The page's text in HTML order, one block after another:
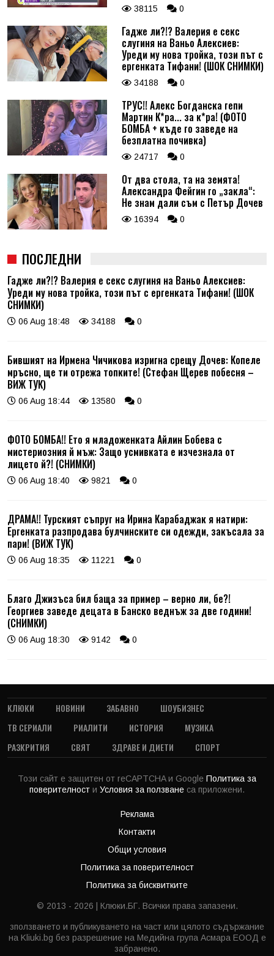
38115 0
Гадже ли?!? Валерия е секс
слугиня на Ваньо Алексиев:
Уреди му нова тройка, този път с
ергенката Тифани! (ШОК СНИМКИ)
34188 0
ТРУС!! Алекс Богданска гепи
Мартин К*ра... за к*ра! (ФОТО
БОМБА + къде го заведе на
безплатна почивка)
24717 0
От два стола, та на земята!
Александра Фейгин го „закла“:
Не знам дали съм с Петър Дочев
16394 0
ПОСЛЕДНИ
Гадже ли?!? Валерия е секс слугиня на Ваньо Алексиев:
Уреди му нова тройка, този път с ергенката Тифани! (ШОК
СНИМКИ)
06 Aug 18:48 34188 0
Бившият на Ирмена Чичикова изригна срещу Дочев: Копеле
мръсно, ще ти отрежа топките! (Стефан Щерев побесня –
ВИЖ ТУК)
06 Aug 18:44 13580 0
ФОТО БОМБА!! Ето я младоженката Айлин Бобева с
мистериозния й мъж: Защо усмивката е изчезнала от
лицето й?! (СНИМКИ)
06 Aug 18:40 9821 0
ДРАМА!! Турският съпруг на Ирина Карабаджак я натири:
Ергенката разпродава булчинските си одежди, закъсала за
пари! (ВИЖ ТУК)
06 Aug 18:35 11221 0
Благо Джизъса бил баща за пример – верно ли, бе?!
Георгиев заведе децата в Банско веднъж за две години!
(СНИМКИ)
06 Aug 18:30 9142 0
КЛЮКИ НОВИНИ ЗАБАВНО
ШОУБИЗНЕС
ТВ СЕРИАЛИ
РИАЛИТИ ИСТОРИЯ
МУЗИКА
РАЗКРИТИЯ
СВЯТ ЗДРАВЕ И ДИЕТИ СПОРТ
Този сайт е защитен от reCAPTCHA и Google Политика за
поверителност и Условия за ползване са приложени.
Реклама
Контакти
Общи условия
Политика за поверителност
Политика за бисквитките
© 2013 - 2026 | Клюки.БГ. Всички права запазени.
зползването и публикуването на част или цялото съдържание
на Kliuki.bg без разрешение на Медийна група Асмара ЕООД е
забранено.